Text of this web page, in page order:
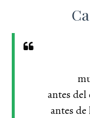
antes
antes